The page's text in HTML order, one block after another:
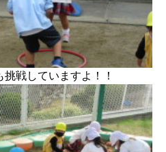
戦していますよ！！